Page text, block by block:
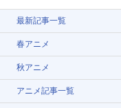
最新記事一覧
春アニメ
秋アニメ
アニメ記事一覧